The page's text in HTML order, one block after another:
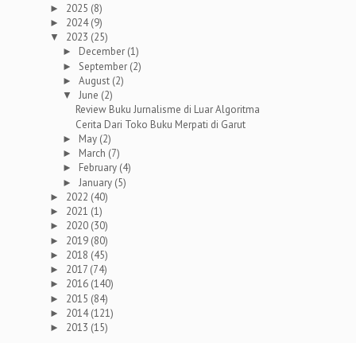
► 2025 (8)
► 2024(9)
▼ 2023 (25)
► December (1)
► September (2)
►August (2)
▼June (2)
Review Buku Jurnalisme di Luar Algoritma
Cerita Dari Toko Buku Merpati di Garut
► May (2)
► March (7)
► February (4)
► January (5)
► 2022 (40)
► 2021 (1)
► 2020 (30)
► 2019 (80)
► 2018 (45)
► 2017 (74)
► 2016 (140)
► 2015 (84)
► 2014(121)
► 2013 (15)